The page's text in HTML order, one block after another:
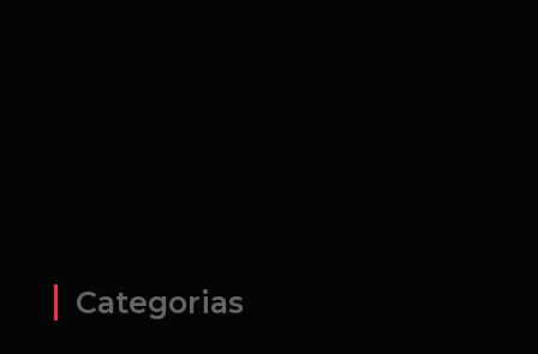
Categorias